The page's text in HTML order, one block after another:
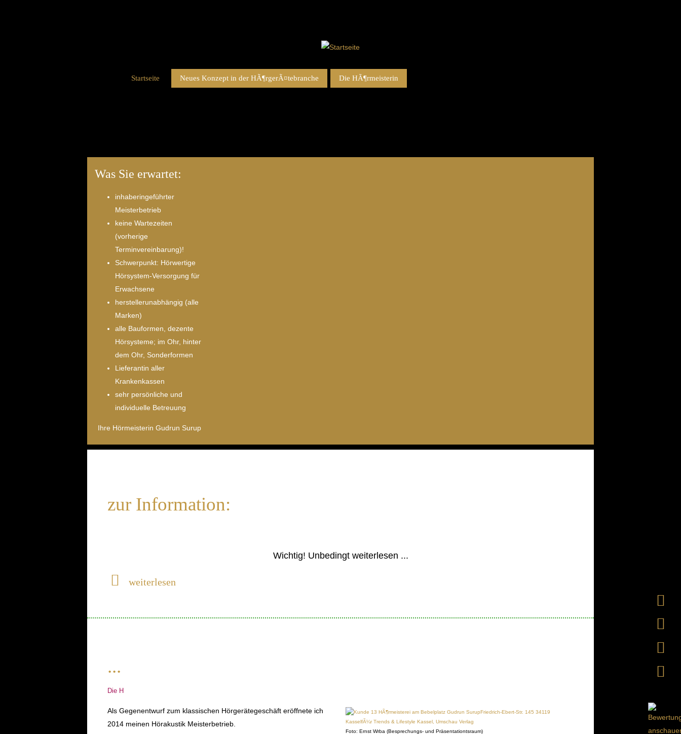
Startseite Neues Konzept in der HÃ¶rgerÃ¤tebranche Die HÃ¶rmeisterin
Was Sie erwartet:
inhaberingeführter
Meisterbetrieb
keine Wartezeiten
(vorherige
Terminvereinbarung)!
Schwerpunkt: Hörwertige
Hörsystem-Versorgung für
Erwachsene
herstellerunabhängig (alle
Marken)
alle Bauformen, dezente
Hörsysteme; im Ohr, hinter
dem Ohr, Sonderformen
Lieferantin aller
Krankenkassen
sehr persönliche und
individuelle Betreuung
Ihre Hörmeisterin Gudrun Surup
zur Information:
Wichtig! Unbedingt weiterlesen ...
weiterlesen
...
Die H
Foto: Ernst Wrba (Besprechungs- und Präsentationtsraum)
Als Gegenentwurf zum klassischen Hörgerätegeschäft eröffnete ich
2014 meinen Hörakustik Meisterbetrieb.